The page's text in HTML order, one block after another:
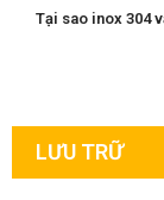
Tại sao inox 304
LƯU TRỮ